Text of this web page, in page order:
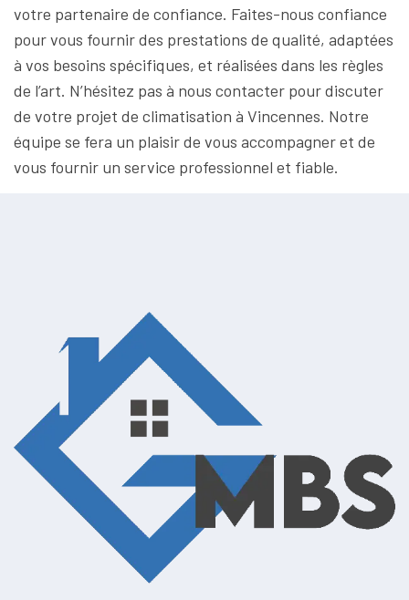
votre partenaire de confiance. Faites-nous confiance
pour vous fournir des prestations de qualité, adaptées
à vos besoins spécifiques, et réalisées dans les règles
de l’art. N’hésitez pas à nous contacter pour discuter
de votre projet de climatisation à Vincennes. Notre
équipe se fera un plaisir de vous accompagner et de
vous fournir un service professionnel et fiable.